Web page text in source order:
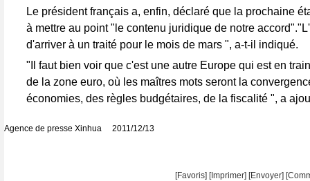
Le président français a, enfin, déclaré que la prochaine
à mettre au point "le contenu juridique de notre
d'arriver à un traité pour le mois de mars ", a-t-il indiqué.
"Il faut bien voir que c'est une autre Europe qui est en
de la zone euro, où les maîtres mots seront la
économies, des règles budgétaires, de la fiscalité ", a
Agence de presse Xinhua 2011/12/13
[Favoris] [Imprimer] [Envoyer]